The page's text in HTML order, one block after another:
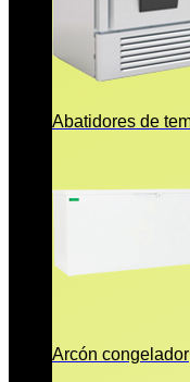
Abatidores de
Arcón congelador